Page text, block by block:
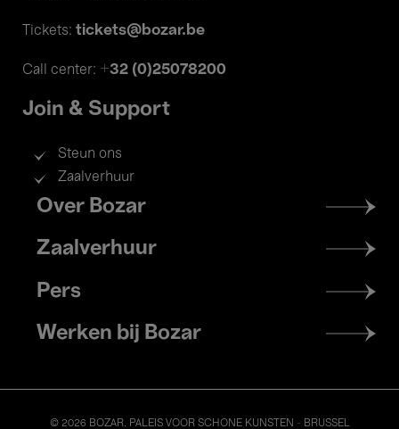
Tickets: tickets@bozar.be
Call center: +32 (0)25078200
Join & Support
Steun ons
Zaalverhuur
Footer
menu
Over Bozar
Zaalverhuur
Pers
Werken bij Bozar
© 2026 BOZAR. PALEIS VOOR SCHONE KUNSTEN - BRUSSEL